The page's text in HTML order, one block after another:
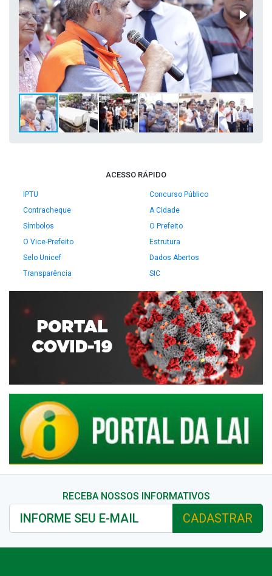
ACESSO RÁPIDO
IPTU
Concurso Público
Contracheque
A Cidade
Símbolos
O Prefeito
O Vice-Prefeito
Estrutura
Selo Unicef
Dados Abertos
Transparência
SIC
RECEBA NOSSOS INFORMATIVOS
CADASTRAR